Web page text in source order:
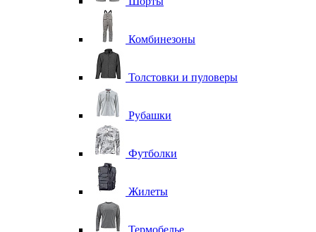
Комбинезоны
Толстовки и пуловеры
Рубашки
Футболки
Жилеты
Термобелье